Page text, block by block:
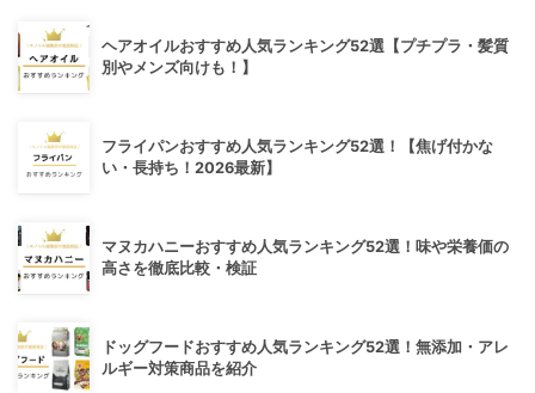
ヘアオイルおすすめ人気ランキング52選【プチプラ・髪質
別やメンズ向けも！】
フライパンおすすめ人気ランキング52選！【焦げ付かな
い・長持ち！2026最新】
マヌカハニーおすすめ人気ランキング52選！味や栄養価の
高さを徹底比較・検証
ドッグフードおすすめ人気ランキング52選！無添加・アレ
ルギー対策商品を紹介